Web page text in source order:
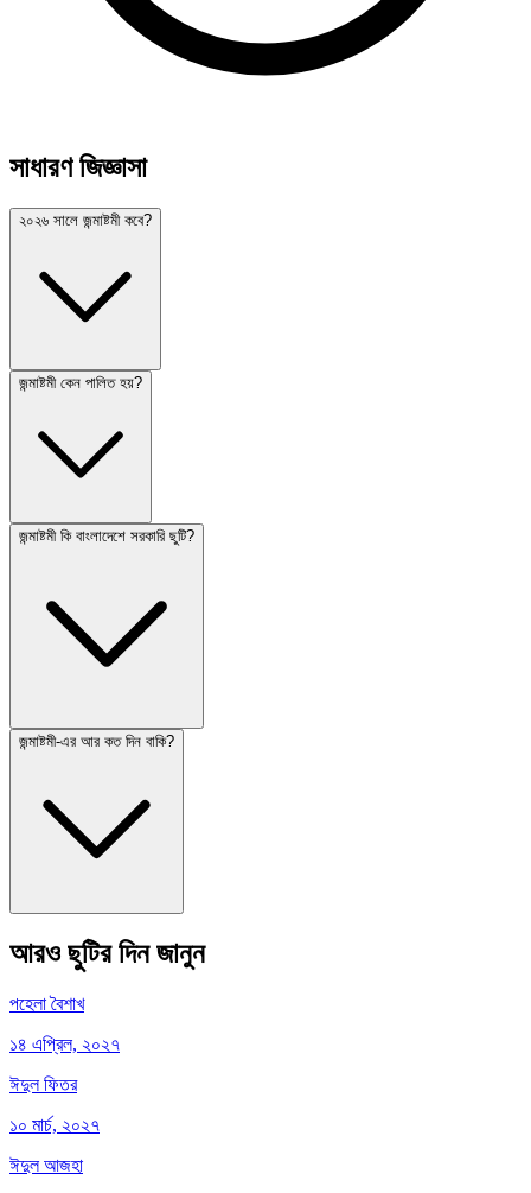
সাধারণ জিজ্ঞাসা
২০২৬ সালে জন্মাষ্টমী কবে?
জন্মাষ্টমী কেন পালিত হয়?
জন্মাষ্টমী কি বাংলাদেশে সরকারি ছুটি?
জন্মাষ্টমী-এর আর কত দিন বাকি?
আরও ছুটির দিন জানুন
পহেলা বৈশাখ
১৪ এপ্রিল, ২০২৭
ঈদুল ফিতর
১০ মার্চ, ২০২৭
ঈদুল আজহা